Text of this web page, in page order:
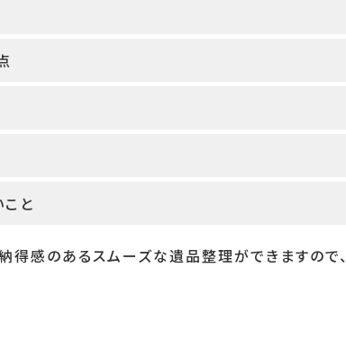
と
得感のあるスムーズな遺品整理ができますので、